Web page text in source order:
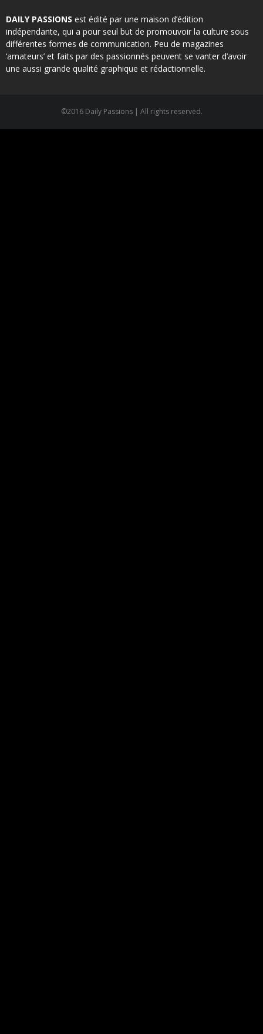
DAILY PASSIONS est édité par une maison d’édition
indépendante, qui a pour seul but de promouvoir la culture sous
différentes formes de communication. Peu de magazines
‘amateurs’ et faits par des passionnés peuvent se vanter d’avoir
une aussi grande qualité graphique et rédactionnelle.
©2016 Daily Passions | All rights reserved.